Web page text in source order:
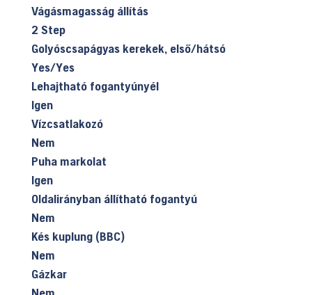
Vágásmagasság állítás
2 Step
Golyóscsapágyas kerekek, első/hátsó
Yes/Yes
Lehajtható fogantyúnyél
Igen
Vízcsatlakozó
Nem
Puha markolat
Igen
Oldalirányban állítható fogantyú
Nem
Kés kuplung (BBC)
Nem
Gázkar